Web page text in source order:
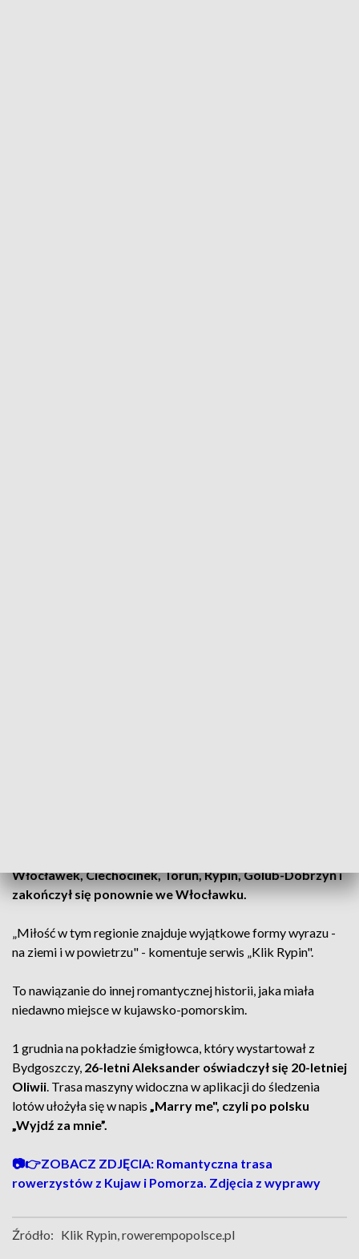
Włocławek, Ciechocinek, Toruń, Rypin, Golub-Dobrzyń i
zakończył się ponownie we Włocławku.
„Miłość w tym regionie znajduje wyjątkowe formy wyrazu -
na ziemi i w powietrzu" - komentuje serwis „Klik Rypin".
To nawiązanie do innej romantycznej historii, jaka miała
niedawno miejsce w kujawsko-pomorskim.
1 grudnia na pokładzie śmigłowca, który wystartował z
Bydgoszczy, 26-letni Aleksander oświadczył się 20-letniej
Oliwii. Trasa maszyny widoczna w aplikacji do śledzenia
lotów ułożyła się w napis „Marry me", czyli po polsku
„Wyjdź za mnie”.
📷👉ZOBACZ ZDJĘCIA: Romantyczna trasa
rowerzystów z Kujaw i Pomorza. Zdjęcia z wyprawy
Źródło: Klik Rypin, rowerempopolsce.pl